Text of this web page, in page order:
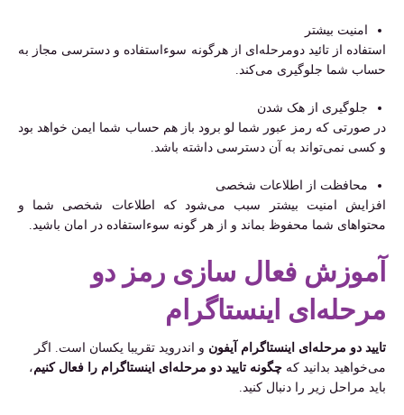
امنیت بیشتر
استفاده از تائید دومرحله‌ای از هرگونه سوءاستفاده و دسترسی مجاز به
حساب شما جلوگیری می‌کند.
جلوگیری از هک شدن
در صورتی که رمز عبور شما لو برود باز هم حساب شما ایمن خواهد بود
و کسی نمی‌تواند به آن دسترسی داشته باشد.
محافظت از اطلاعات شخصی
افزایش امنیت بیشتر سبب می‌شود که اطلاعات شخصی شما و
محتواهای شما محفوظ بماند و از هر گونه سوءاستفاده در امان باشید.
آموزش فعال سازی رمز دو
مرحله‌ای اینستاگرام
تایید دو مرحله‌ای اینستاگرام آیفون و اندروید تقریبا یکسان است. اگر
می‌خواهید بدانید که چگونه تایید دو مرحله‌ای اینستاگرام را فعال کنیم،
باید مراحل زیر را دنبال کنید.